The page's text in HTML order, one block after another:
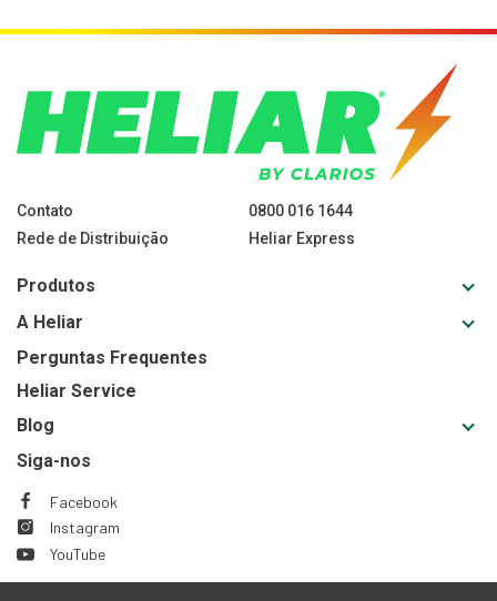
Contato
0800 016 1644
Rede de Distribuição
Heliar Express
Produtos
A Heliar
Perguntas Frequentes
Heliar Service
Blog
Siga-nos
Facebook
This
link
will
This
link
will
Instagram
This
link
will
This
link
will
YouTube
This
link
This
link